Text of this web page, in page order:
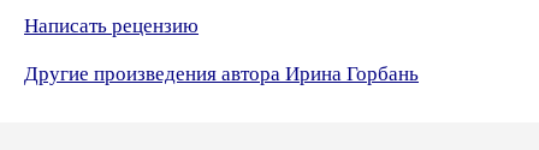
Написать рецензию
Другие произведения автора Ирина Горбань